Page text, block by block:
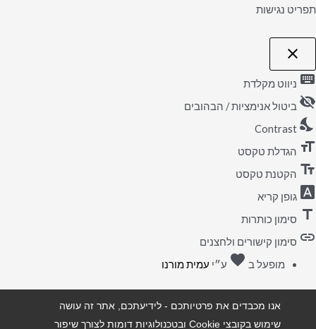
תפריט נגישות
close
פתיחה וסגירה של תפריט הנגישות
keyboard ניווט מקלדת
visibility_off ביטול אנימציות / הבהובים
nights_stay
Contrast
format_size הגדלת טקסט
text_fields הקטנת טקסט
font_download גופן קריא
title סימון כותרות
link סימון קישורים ולחצנים
מופעל ב favorite אהבה
ע״י עמית מורנו
אנו מכבדים את פרטיותכם - לידיעתכם, אתר זה עושה
שימוש בקובצי Cookie ובטכנולוגיות דומות לצורך שיפור